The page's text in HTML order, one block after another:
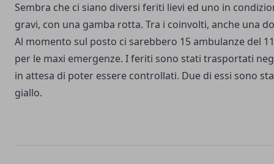
Sembra che ci siano diversi feriti lievi ed uno in
gravi, con una gamba rotta. Tra i coinvolti, anche una
Al momento sul posto ci sarebbero 15 ambulanze del
per le maxi emergenze. I feriti sono stati trasportati
in attesa di poter essere controllati. Due di essi sono
giallo.